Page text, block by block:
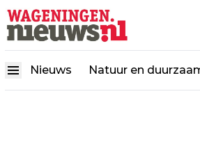
Nieuws Natuur en